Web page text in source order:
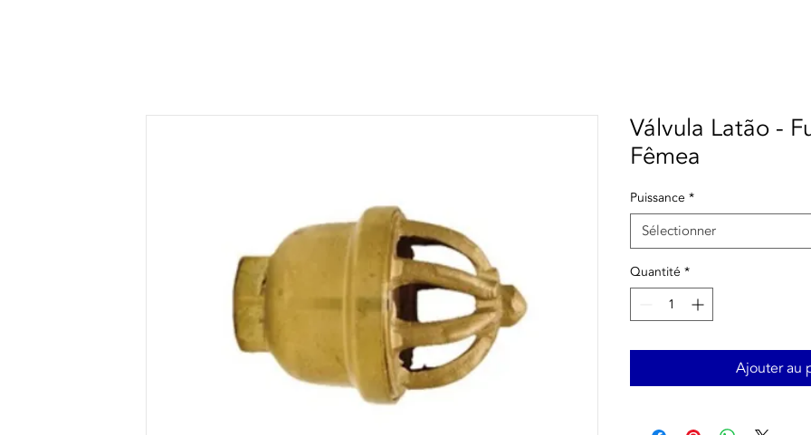
Válvula Latão -
Fêmea
Puissance *
Sélectionner
Quantité *
Ajouter au